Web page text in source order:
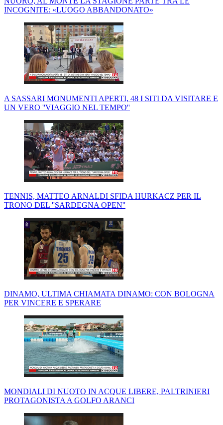
INCOGNITE: «LUOGO ABBANDONATO»
A SASSARI MONUMENTI APERTI, 48 I SITI DA VISITARE E
UN VERO ''VIAGGIO NEL TEMPO''
TENNIS, MATTEO ARNALDI SFIDA HURKACZ PER IL
TRONO DEL ''SARDEGNA OPEN''
DINAMO, ULTIMA CHIAMATA DINAMO: CON BOLOGNA
PER VINCERE E SPERARE
MONDIALI DI NUOTO IN ACQUE LIBERE, PALTRINIERI
PROTAGONISTA A GOLFO ARANCI